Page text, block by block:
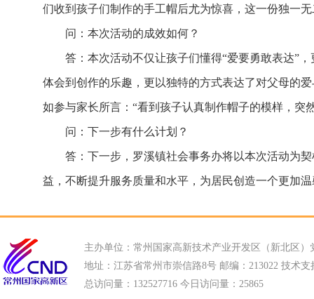
们收到孩子们制作的手工帽后尤为惊喜，这一份独一
问：本次活动的成效如何？
答：本次活动不仅让孩子们懂得“爱要勇敢表达”
体会到创作的乐趣，更以独特的方式表达了对父母的
如参与家长所言：“看到孩子认真制作帽子的模样，突
问：下一步有什么计划？
答：下一步，罗溪镇社会事务办将以本次活动为
益，不断提升服务质量和水平，为居民创造一个更加
主办单位：常州国家高新技术产业开发区（新北区）
地址：江苏省常州市崇信路8号 邮编：213022 技术支
总访问量： 132527716 今日访问量： 25865